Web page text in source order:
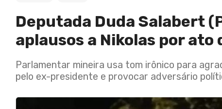
Deputada Duda Salabert
aplausos a Nikolas por ato
Parlamentar mineira usa tom irônico para
pelo ex-presidente e provocar adversário